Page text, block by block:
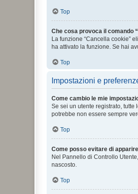
Top
Che cosa provoca il comando
La funzione “Cancella cookie”
ha attivato la funzione. Se hai
Top
Impostazioni e
Come cambio le mie
Se sei un utente registrato,
potrebbe non essere sempre
Top
Come posso evitare di
Nel Pannello di Controllo
nascosto.
Top